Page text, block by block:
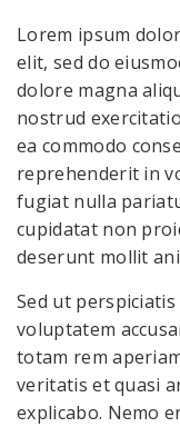
Lorem ipsum
elit, sed do
dolore magna
nostrud
ea commodo
reprehenderit in
fugiat nulla
cupidatat non
deserunt mollit
Sed ut
voluptatem
totam rem
veritatis et quasi
explicabo. Nemo